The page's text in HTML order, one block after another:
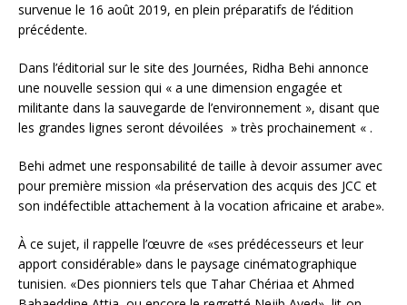
survenue le 16 août 2019, en plein préparatifs de l’édition
précédente.
Dans l’éditorial sur le site des Journées, Ridha Behi annonce
une nouvelle session qui « a une dimension engagée et
militante dans la sauvegarde de l’environnement », disant que
les grandes lignes seront dévoilées » très prochainement « .
Behi admet une responsabilité de taille à devoir assumer avec
pour première mission «la préservation des acquis des JCC et
son indéfectible attachement à la vocation africaine et arabe».
À ce sujet, il rappelle l’œuvre de «ses prédécesseurs et leur
apport considérable» dans le paysage cinématographique
tunisien. «Des pionniers tels que Tahar Chériaa et Ahmed